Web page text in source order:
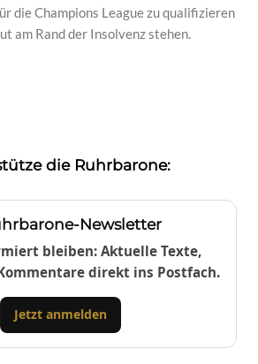
die Champions League zu qualifizieren
am Rand der Insolvenz stehen.
die Ruhrbarone:
Newsletter
bleiben: Aktuelle Texte,
direkt ins Postfach.
Jetzt anmelden